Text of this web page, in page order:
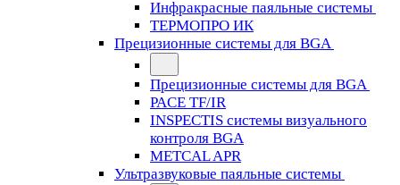
Инфракрасные паяльные системы
ТЕРМОПРО ИК
Прецизионные системы для BGA
Прецизионные системы для BGA
PACE TF/IR
INSPECTIS системы визуального
контроля BGA
METCAL APR
Ультразвуковые паяльные системы